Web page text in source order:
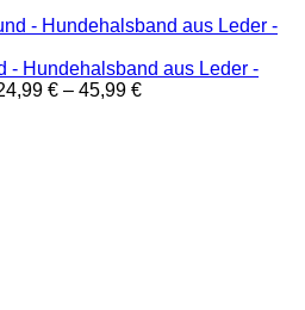
- Hundehalsband aus Leder -
€ – 45,99 €